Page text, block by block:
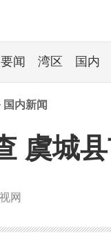
要闻 湾区 国内
国内新闻
虞城
网